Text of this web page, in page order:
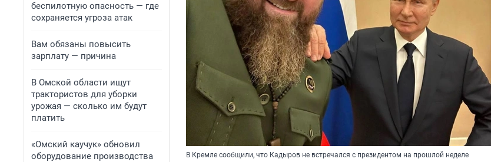
беспилотную опасность — где
сохраняется угроза атак
Вам обязаны повысить
зарплату — причина
В Омской области ищут
трактористов для уборки
урожая — сколько им будут
платить
«Омский каучук» обновил
оборудование производства
В Кремле сообщили, что Кадыров не встречался с президентом на прошлой неделе